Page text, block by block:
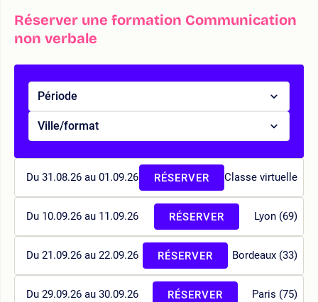
Réserver une formation Communication
non verbale
Période
Ville/format
Du 31.08.26 au 01.09.26 Classe virtuelle
RÉSERVER
Du 10.09.26 au 11.09.26 Lyon (69)
RÉSERVER
Du 21.09.26 au 22.09.26 Bordeaux (33)
RÉSERVER
Du 29.09.26 au 30.09.26 Paris (75)
RÉSERVER